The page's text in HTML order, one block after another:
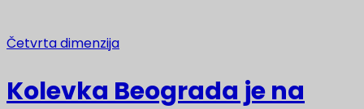
Četvrta dimenzija
Kolevka Beograda je na